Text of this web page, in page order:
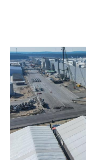
Bundesland von
und Hintergründe zu
und Kandidaten der
Wahl.
Sendungen
Audio-Archiv